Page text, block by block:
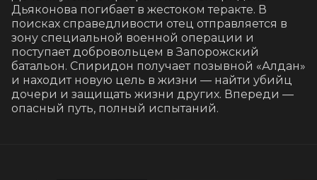
Дьяконова погибает в жестоком теракте. В
поисках справедливости отец отправляется в
зону специальной военной операции и
поступает добровольцем в Запорожский
батальон. Спиридон получает позывной «Алдан»
и находит новую цель в жизни — найти убийц
дочери и защищать жизни других. Впереди —
опасный путь, полный испытаний.